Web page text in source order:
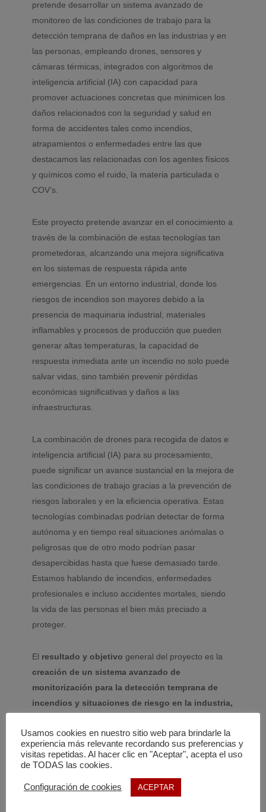
pretende desarrollar un sistema avanzado de
monitoreo de las condiciones de trabajo para la
detección temprana de daños en las industrias y en
las personas, empleando drones, sensores y
cámaras térmicas, integrados con algoritmos de
inteligencia artificial (IA) con capacidad para
promover actuaciones concretas que minimicen los
daños relacionados con la seguridad y salud en
forma de accidentes tales como incendios,
atrapamientos o enfermedades entre las que
destacamos las relacionadas con los agentes físicos
y químicos como el ruido, la materia particulada o
COV’s.
Este proyecto pretende avanzar en el conocimiento a
través de la combinación de estas tecnologías tan
prometedoras, alcanzando una mejora significativa
en los sistemas de respuesta rápida ante
emergencias. En un entorno industrial, donde los
riesgos de incendios son mayores debido a la
presencia de maquinaria industrial, materiales
inflamables y procesos de producción que pueden
generar altas temperaturas, la capacidad de
respuesta inmediata ante un incendio no solo puede
salvar vidas, sino también prevenir pérdidas
económicas significativas y daños a las
infraestructuras.
La combinación de drones para recogida de datos e
inteligencia artificial (IA) para su procesamiento,
puede significar un avance sustancial en la mejora de
las condiciones de trabajo gracias a la prevención de
riesgos laborales y en la eficiencia operativa. Estas
tecnologías combinadas podrían detectar de forma
autónoma y en tiempo real situaciones anómalas o
peligrosas que de otro modo podrían pasar
desapercibidas hasta que fuese demasiado tarde.
Estamos hablando de incendios, enfermedades
profesionales e incluso accidentes mortales, siendo
la vida de las personas el bien más preciado a
proteger.
El resultado y objetivo general del proyecto es la
creación de un sistema avanzado de
monitorización para la detección temprana de
incendios y situaciones de riesgo en la industria,
integrados con algoritmos de visión artificial
basados en inteligencia artificial.Este sistema
permitirá garantizar la seguridad estructural del
centro de trabajo y la seguridad y salud de las
personas que desarrollan su actividad en el mismo,
Usamos cookies en nuestro sitio web para brindarle la
experiencia más relevante recordando sus preferencias y
visitas repetidas. Al hacer clic en "Aceptar", acepta el uso
de TODAS las cookies.
Configuración de cookies ACEPTAR